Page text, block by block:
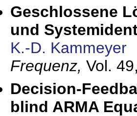
Geschlossene
und
K.-D. Kammeyer
Frequenz, Vol.
Decision-
blind ARMA